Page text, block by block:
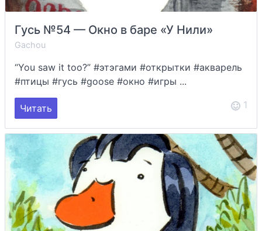
Гусь №54 — Окно в баре «У Нили»
Gachou
“You saw it too?” #этэгами #открытки #акварель
#птицы #гусь #goose #окно #игры ...
Читать 1